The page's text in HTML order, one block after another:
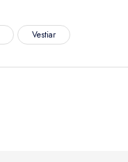
Vestiar